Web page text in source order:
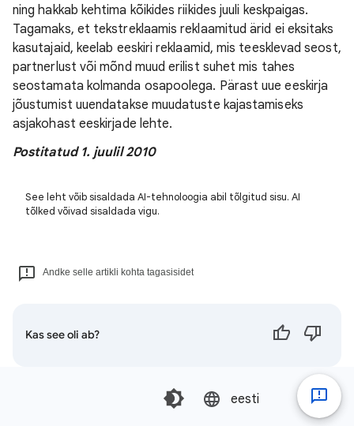
ning hakkab kehtima kõikides riikides juuli keskpaigas.
Tagamaks, et tekstreklaamis reklaamitud ärid ei eksitaks
kasutajaid, keelab eeskiri reklaamid, mis teesklevad seost,
partnerlust või mõnd muud erilist suhet mis tahes
seostamata kolmanda osapoolega. Pärast uue eeskirja
jõustumist uuendatakse muudatuste kajastamiseks
asjakohast eeskirjade lehte.
Postitatud 1. juulil 2010
See leht võib sisaldada AI-tehnoloogia abil tõlgitud sisu. AI
tõlked võivad sisaldada vigu.
Andke selle artikli kohta tagasisidet
Kas see oli ab?
eesti‎